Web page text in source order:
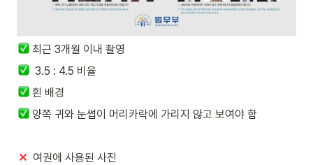
최근 3개월 이내 촬영
  3.5 : 4.5 비율
흰 배경
양쪽 귀와 눈썹이 머리카락에 가리지 않고 보여야 함
✕ 여권에 사용된 사진